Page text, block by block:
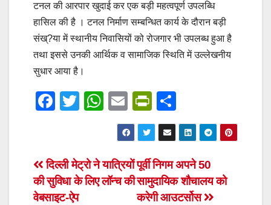
टनल की आरपार खुदाई कर एक बड़ी महत्वपूर्ण उपलब्धि
हासिल की है । टनल निर्माण सम्बन्धित कार्य के दौरान बड़ी
संख्?या में स्थानीय निवासियों को रोजगार भी उपलब्ध हुआ है
तथा इससे उनकी आर्थिक व सामाजिक स्थिति में उल्लेखनीय
सुधार आया है।
F
e
b
o
T
er
W
at
s
A
E
m
ail
Pr
in
tF
ri
e
n
h
ar
e
Post
navigation
पूर्वी निगम अपने 50
सामुदायिक शौचालय को
करेगी आउटर्सोस
दिल्ली मेट्रो ने यात्रियों
की सुविधा के लिए लॉन्च की
वेबसाइट-ऐप